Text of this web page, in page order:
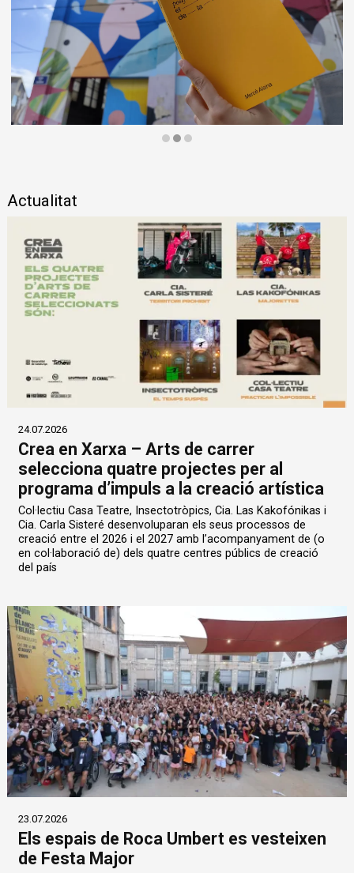
Actualitat
24.07.2026
Crea en Xarxa – Arts de carrer
selecciona quatre projectes per al
programa d’impuls a la creació artística
Col·lectiu Casa Teatre, Insectotròpics, Cia. Las Kakofónikas i
Cia. Carla Sisteré desenvoluparan els seus processos de
creació entre el 2026 i el 2027 amb l’acompanyament de (o
en col·laboració de) dels quatre centres públics de creació
del país
23.07.2026
Els espais de Roca Umbert es vesteixen
de Festa Major